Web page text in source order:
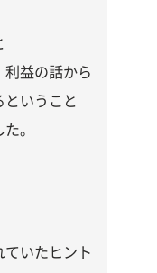
利益の話から
という こと
。
ていたヒント